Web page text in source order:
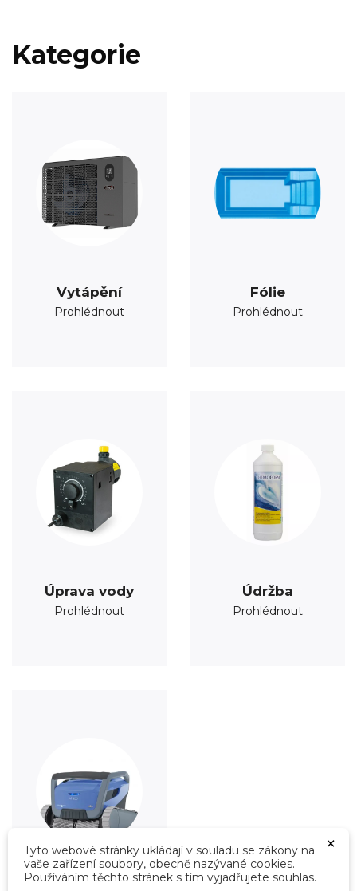
Kategorie
Vytápění
Prohlédnout
Fólie
Prohlédnout
Úprava vody
Prohlédnout
Údržba
Prohlédnout
×
Tyto webové stránky ukládají v souladu se zákony na
vaše zařízení soubory, obecně nazývané cookies.
Používáním těchto stránek s tím vyjadřujete souhlas.